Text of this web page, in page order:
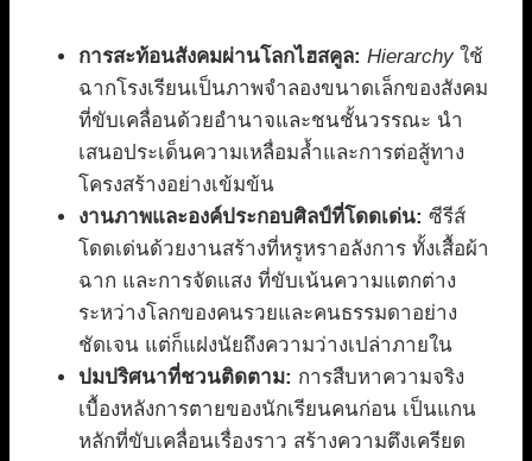
การสะท้อนสังคมผ่านโลกไฮสคูล: Hierarchy ใช้
ฉากโรงเรียนเป็นภาพจำลองขนาดเล็กของสังคม
ที่ขับเคลื่อนด้วยอำนาจและชนชั้นวรรณะ นำ
เสนอประเด็นความเหลื่อมล้ำและการต่อสู้ทาง
โครงสร้างอย่างเข้มข้น
งานภาพและองค์ประกอบศิลป์ที่โดดเด่น: ซีรีส์
โดดเด่นด้วยงานสร้างที่หรูหราอลังการ ทั้งเสื้อผ้า
ฉาก และการจัดแสง ที่ขับเน้นความแตกต่าง
ระหว่างโลกของคนรวยและคนธรรมดาอย่าง
ชัดเจน แต่ก็แฝงนัยถึงความว่างเปล่าภายใน
ปมปริศนาที่ชวนติดตาม: การสืบหาความจริง
เบื้องหลังการตายของนักเรียนคนก่อน เป็นแกน
หลักที่ขับเคลื่อนเรื่องราว สร้างความตึงเครียด